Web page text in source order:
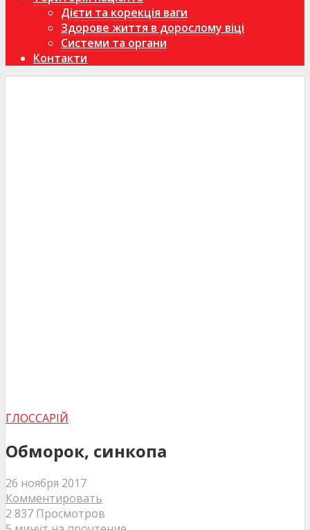
Дієти та корекція ваги
Здорове життя в дорослому віці
Системи та органи
Контакти
ГЛОССАРІЙ
Обморок, синкопа
26 ноября 2017
Комментировать
2 837 Просмотров